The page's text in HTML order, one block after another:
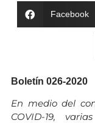
Facebook
Boletín 026-2020
En medio del
COVID-19,